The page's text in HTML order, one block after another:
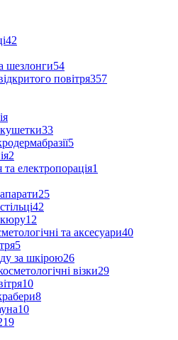
42
шезлонги54
повітря357
33
5
2
та електропорація1
25
42
12
та аксесуари40
5
за шкірою26
візки29
10
8
10